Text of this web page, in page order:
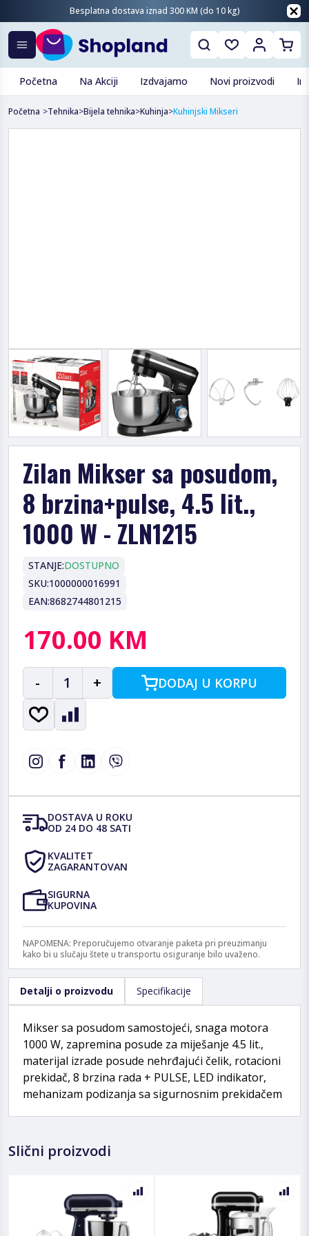
Besplatna dostava iznad 300 KM (do 10 kg)
Početna Na Akciji Izdvajamo Novi proizvodi
Početna >Tehnika>Bijela tehnika>Kuhinja>Kuhinjski Mikseri
Zilan Mikser sa posudom,
8 brzina+pulse, 4.5 lit.,
1000 W - ZLN1215
STANJE:DOSTUPNO
SKU:1000000016991
EAN:8682744801215
170.00 KM
- 1 + DODAJ U KORPU
DOSTAVA U ROKU
OD 24 DO 48 SATI
KVALITET
ZAGARANTOVAN
SIGURNA
KUPOVINA
NAPOMENA: Preporučujemo otvaranje paketa pri preuzimanju
kako bi u slučaju štete u transportu osiguranje bilo uvaženo.
Detalji o proizvodu Specifikacije
Mikser sa posudom samostojeći, snaga motora
1000 W, zapremina posude za miješanje 4.5 lit.,
materijal izrade posude nehrđajući čelik, rotacioni
prekidač, 8 brzina rada + PULSE, LED indikator,
mehanizam podizanja sa sigurnosnim prekidačem
Slični proizvodi